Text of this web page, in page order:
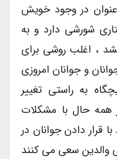
در وجود خویش
شورشی دارد و به
، اغلب روشی برای
و جوانان امروزی
به راستی تغییر
همه حال با مشکلات
دادن جوانان در
والدین سعی می کنند